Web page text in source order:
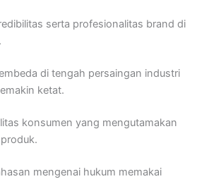
serta profesionalitas brand di
di tengah persaingan industri
ketat.
konsumen yang mengutamakan
mengenai hukum memakai